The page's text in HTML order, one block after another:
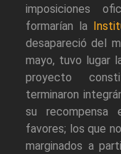
imposiciones
formarían la
desapareció del
mayo, tuvo lugar
proyecto
terminaron
su recompensa
favores; los que
marginados a